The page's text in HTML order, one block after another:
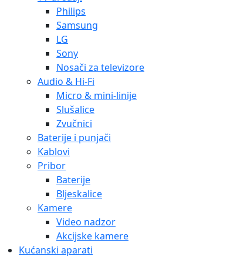
Philips
Samsung
LG
Sony
Nosači za televizore
Audio & Hi-Fi
Micro & mini-linije
Slušalice
Zvučnici
Baterije i punjači
Kablovi
Pribor
Baterije
Bljeskalice
Kamere
Video nadzor
Akcijske kamere
Kućanski aparati